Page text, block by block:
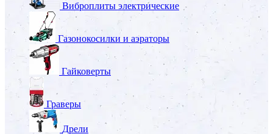
Виброплиты электрические
Газонокосилки и аэраторы
Гайковерты
Граверы
Дрели